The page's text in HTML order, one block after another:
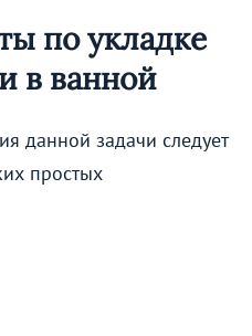
по укладке
в ванной
данной задачи следует
простых